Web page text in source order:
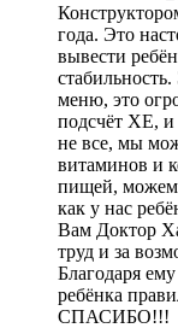
года. Это
вывести
меню, это
подсчёт ХЕ, и
не все, мы
витаминов и
пищей, можем
как у нас
Вам Доктор
труд и за
Благодаря
ребёнка
СПАСИБО!!!